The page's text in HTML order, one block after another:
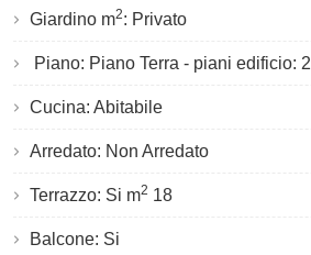
Giardino m2: Privato
Piano: Piano Terra - piani edificio: 2
Cucina: Abitabile
Arredato: Non Arredato
Terrazzo: Si m2 18
Balcone: Si